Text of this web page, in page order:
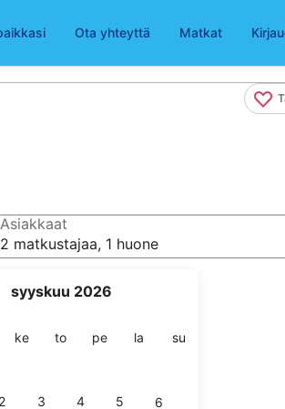
Ota yhteyttä Matkat
syyskuu 2026
kekeskiviikko
totorstai
peperjantai
la lauantai
susunnuntai
2 3 4 5 6
Asiakkaat
2 matkustajaa, 1 huone